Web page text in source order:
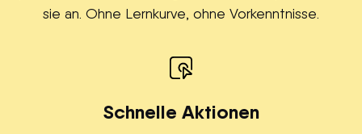
sie an. Ohne Lernkurve, ohne Vorkenntnisse.
Schnelle Aktionen